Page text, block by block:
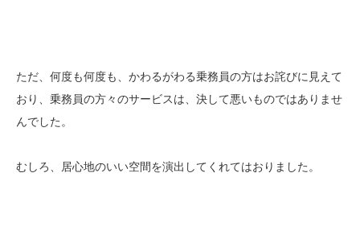
ただ、何度も何度も、かわるがわる乗務員の方はお詫びに見えて
おり、乗務員の方々のサービスは、決して悪いものではありませ
んでした。
むしろ、居心地のいい空間を演出してくれてはおりました。